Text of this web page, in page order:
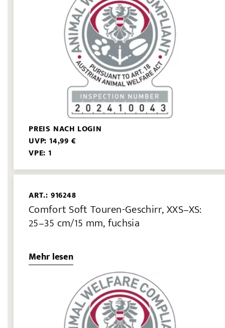
PREIS NACH LOGIN
UVP: 14,99 €
VPE: 1
ART.: 916248
Comfort Soft Touren-Geschirr, XXS–XS:
25–35 cm/15 mm, fuchsia
Mehr lesen